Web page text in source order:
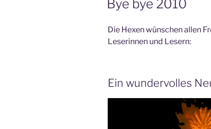
Bye bye 2010
Die Hexen wünschen allen
Leserinnen und Lesern:
Ein wundervolles